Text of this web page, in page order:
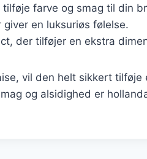
farve og smag til din
en luksuriøs følelse.
der tilføjer en ekstra
vil den helt sikkert tilføje
og alsidighed er